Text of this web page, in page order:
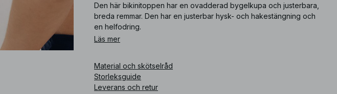
Den här bikinitoppen har en ovadderad bygelkupa och justerbara,
breda remmar. Den har en justerbar hysk- och hakestängning och
en helfodring.
Läs mer
Material och skötselråd
Storleksguide
Leverans och retur